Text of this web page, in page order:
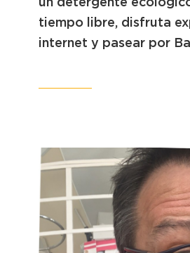
tiempo libre, disfruta
internet y pasear por